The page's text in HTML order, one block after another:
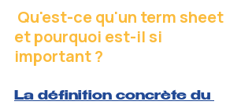
Qu'est-ce qu'un term sheet
et pourquoi est-il si
important ?
La définition concrète du